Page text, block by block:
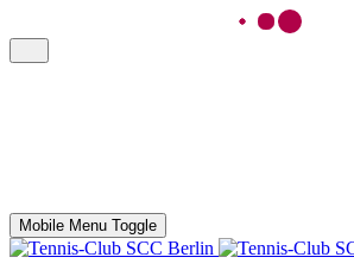
Mobile Menu Toggle